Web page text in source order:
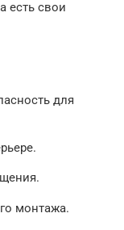
есть свои
для
монтажа.